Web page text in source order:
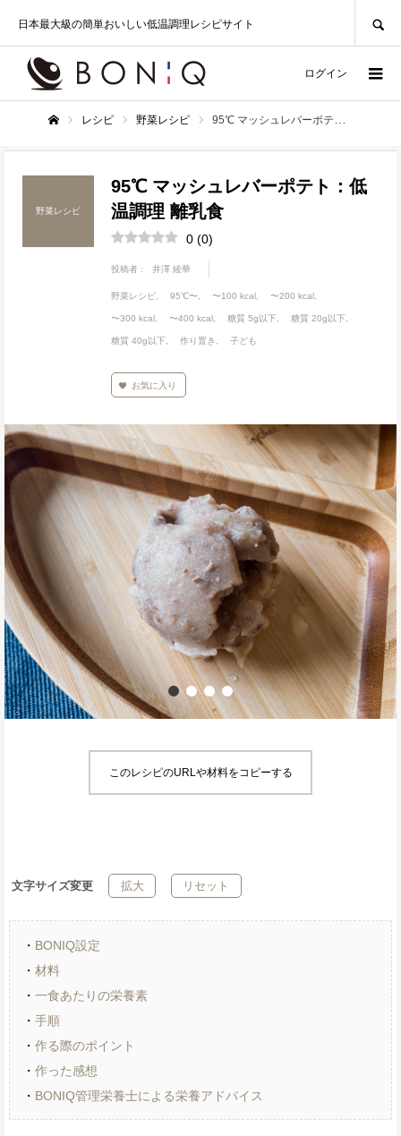
日本最大級の簡単おいしい低温調理レシピサイト
ログイン
レシピ 野菜レシピ 95℃ マッシュレバーポテト：低温調理 離乳食
野菜レシピ
95℃ マッシュレバーポテト：低
温調理 離乳食
0 (0)
投稿者 : 井澤 綾華
野菜レシピ 95℃〜 〜100 kcal 〜200 kcal
〜300 kcal 〜400 kcal 糖質 5g以下 糖質 20g以下
糖質 40g以下 作り置き 子ども
お気に入り
このレシピのURLや材料をコピーする
文字サイズ変更 拡大 リセット
・ BONIQ設定
・ 材料
・ 一食あたりの栄養素
・ 手順
・ 作る際のポイント
・ 作った感想
・ BONIQ管理栄養士による栄養アドバイス